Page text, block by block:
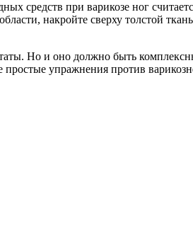
средств при варикозе ног
накройте сверху толстой
Но и оно должно быть
простые упражнения против